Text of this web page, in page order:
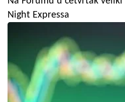
Night Expressa